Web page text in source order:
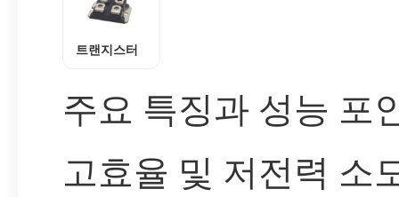
트랜지스터
주요 특징과 성능 포
고효율 및 저전력 소